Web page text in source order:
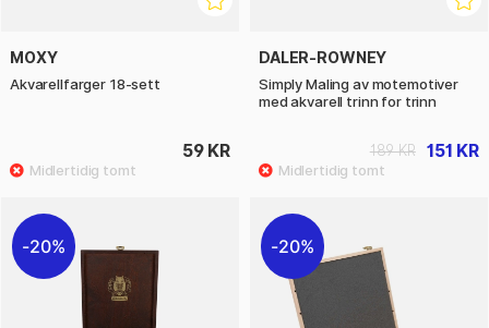
MOXY
Akvarellfarger 18-sett
59 KR
DALER-ROWNEY
Simply Maling av motemotiver
med akvarell trinn for trinn
151 KR
189 KR
20% 20%